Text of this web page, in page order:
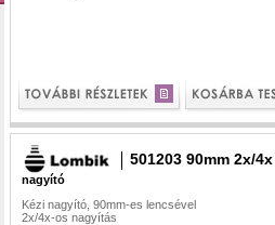
501203 90mm 2x/4x
nagyító
Kézi nagyító, 90mm-es lencsével
2x/4x-os nagyítás